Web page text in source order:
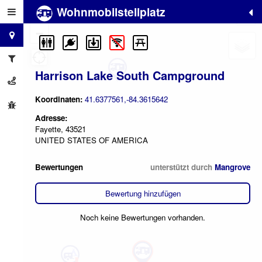
Wohnmobilstellplatz
Harrison Lake South Campground
Koordinaten: 41.6377561,-84.3615642
Adresse:
Fayette, 43521
UNITED STATES OF AMERICA
Bewertungen unterstützt durch Mangrove
Bewertung hinzufügen
Noch keine Bewertungen vorhanden.
+
−